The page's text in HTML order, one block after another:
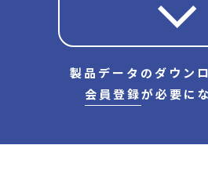
製品データのダウン
会員登録が必要に